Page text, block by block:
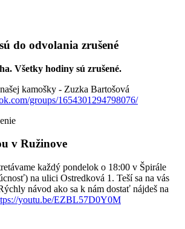
do odvolania zrušené
Všetky hodiny sú zrušené.
kamošky - Zuzka Bartošová
groups/1654301294798076/
v Ružinove
každý pondelok o 18:00 v Špirále
na ulici Ostredková 1. Teší sa na vás
návod ako sa k nám dostať nájdeš na
youtu.be/EZBL57D0Y0M